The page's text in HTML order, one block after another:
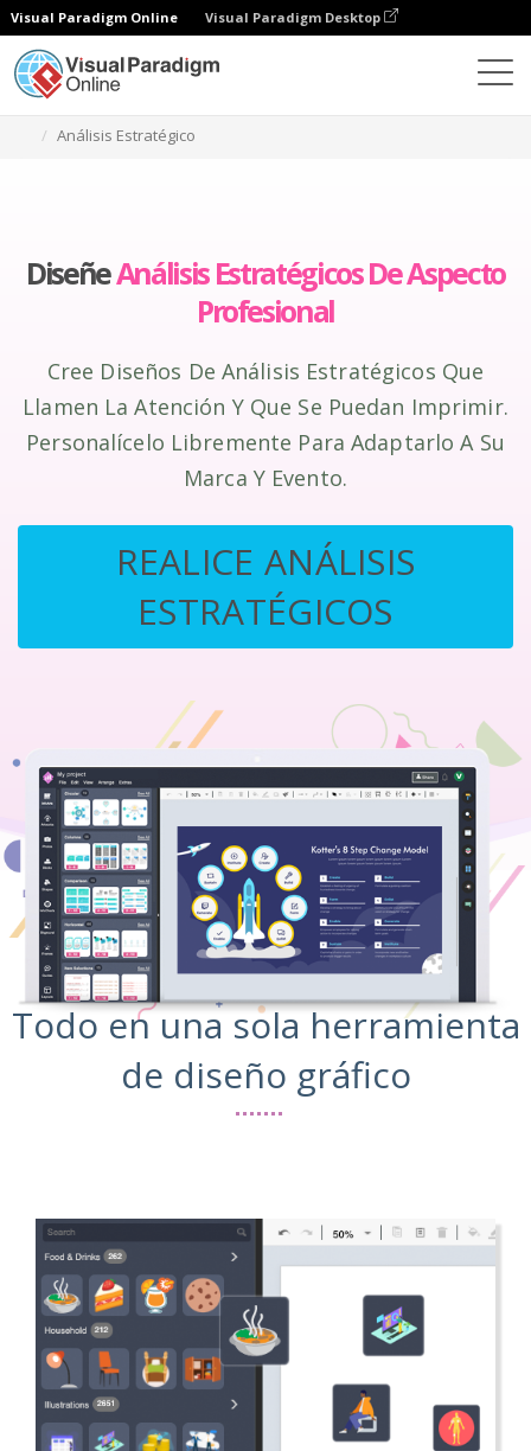
Visual Paradigm Online Visual Paradigm Desktop
Análisis Estratégico
DiseñeAnálisis Estratégicos De Aspecto
Profesional
Cree Diseños De Análisis Estratégicos Que
Llamen La Atención Y Que Se Puedan Imprimir.
Personalícelo Libremente Para Adaptarlo A Su
Marca Y Evento.
REALICE ANÁLISIS
ESTRATÉGICOS
Todo en una sola herramienta
de diseño gráfico